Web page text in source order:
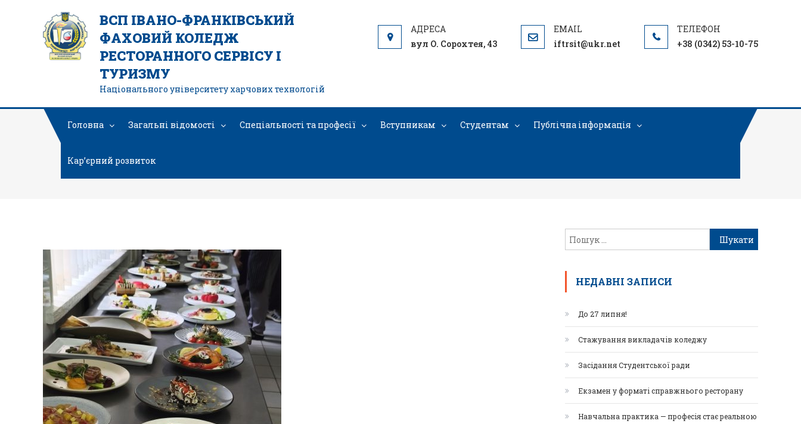
ВСП ІВАНО-ФРАНКІВСЬКИЙ
ФАХОВИЙ КОЛЕДЖ
РЕСТОРАННОГО СЕРВІСУ І
ТУРИЗМУ
Національного університету харчових технологій
вул О. Сорохтея, 43 iftrsit@ukr.net +38 (0342) 53-10-75
Головна Загальні відомості Спеціальності та професії Вступникам Студентам Публічна інформація
Кар’єрний розвиток
НЕДАВНІ ЗАПИСИ
До 27 липня!
Стажування викладачів коледжу
Засідання Студентської ради
Екзамен у форматі справжнього ресторану
Навчальна практика — професія стає реальною